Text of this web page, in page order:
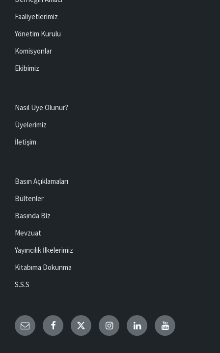
Faaliyetlerimiz
Yönetim Kurulu
Komisyonlar
Ekibimiz
Nasıl Üye Olunur?
Üyelerimiz
İletişim
Basın Açıklamaları
Bültenler
Basında Biz
Mevzuat
Yayıncılık İlkelerimiz
Kitabıma Dokunma
S.S.S
Email Facebook TwitterInstagramLinkedInYouTube